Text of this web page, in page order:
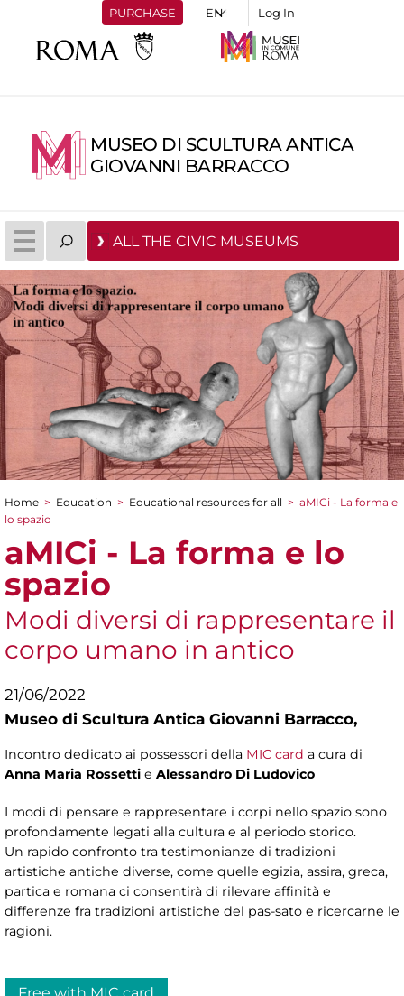
PURCHASE Log In
MUSEO DI SCULTURA ANTICA
GIOVANNI BARRACCO
ALL THE CIVIC MUSEUMS
You are here
Home > Education > Educational resources for all > aMICi - La forma e
lo spazio
aMICi - La forma e lo
spazio
Modi diversi di rappresentare il
corpo umano in antico
21/06/2022
Museo di Scultura Antica Giovanni Barracco,
Incontro dedicato ai possessori della MIC card a cura di
Anna Maria Rossetti e Alessandro Di Ludovico
I modi di pensare e rappresentare i corpi nello spazio sono
profondamente legati alla cultura e al periodo storico.
Un rapido confronto tra testimonianze di tradizioni
artistiche antiche diverse, come quelle egizia, assira, greca,
partica e romana ci consentirà di rilevare affinità e
differenze fra tradizioni artistiche del pas-sato e ricercarne le
ragioni.